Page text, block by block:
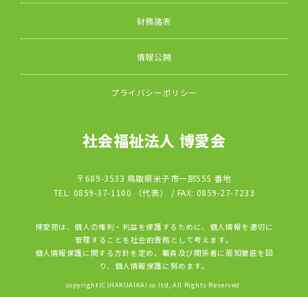
財務諸表
情報公開
プライバシーポリシー
社会福祉法人 博愛会
〒689-3533 鳥取県米子市一部555 番地
TEL: 0859-37-1100 （代表） / FAX: 0859-27-7233
博愛苑は、個人の権利・利益を保護するために、個人情報を適切に
管理することを社会的責務として考えます。
個人情報保護に関する方針を定め、職員及び関係者に周知徹底を図
り、個人情報保護に努めます。
copyright(C)HAKUAIKAI co.ltd,.All Rights Reserved.